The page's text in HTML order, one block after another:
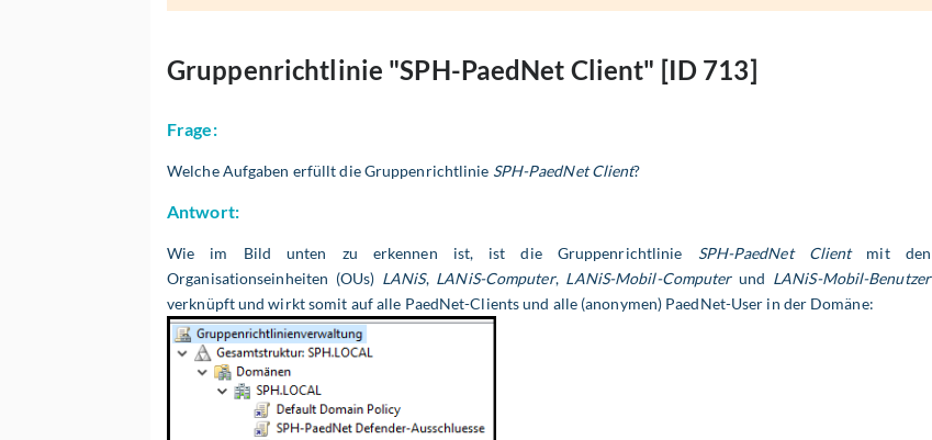
Gruppenrichtlinie "SPH-PaedNet Client" [ID 713]
Frage:
Welche Aufgaben erfüllt die Gruppenrichtlinie SPH-PaedNet Client?
Antwort:
Wie im Bild unten zu erkennen ist, ist die Gruppenrichtlinie SPH-PaedNet Clientmit den
Organisationseinheiten (OUs) LANiS, LANiS-Computer, LANiS-Mobil-Computerund LANiS-Mobil-Benutzer
verknüpft und wirkt somit auf alle PaedNet-Clients und alle (anonymen) PaedNet-User in der Domäne: